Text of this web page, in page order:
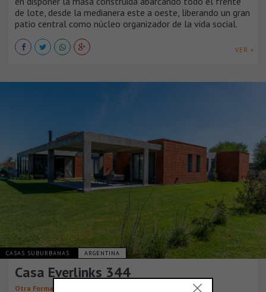
de lote, desde la medianera este a oeste, liberando un gran
patio central como núcleo organizador de la vida social.
VER +
CASAS SUBURBANAS ARGENTINA
Casa Everlinks 344
Otra Forma Arquitectura